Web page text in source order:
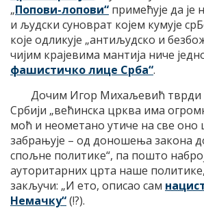
„Попови-лопови“ примећује да је
и људски суноврат којем кумује
које одликује „антиљудско и
чијим крајевима мантија ниче
фашистичко лице Срба“.
Дочим Игор Михаљевић тврди
Србији „већинска црква има
моћ и неометано утиче на све оно
забрањује – од доношења закона
спољне политике“, па пошто
ауторитарних црта наше
закључи: „И ето, описао сам
Немачку“(!?).